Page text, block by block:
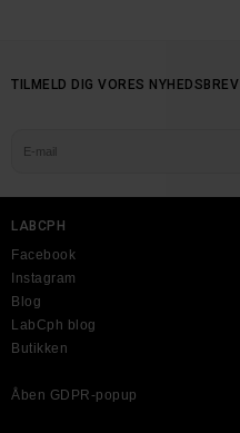
TILMELD DIG VORES NYHEDSBREV
LABCPH
Facebook
Instagram
Blog
LabCph blog
Butikken
Åben GDPR-popup